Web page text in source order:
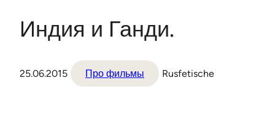
Индия и Ганди.
25.06.2015 Про фильмы Rusfetische